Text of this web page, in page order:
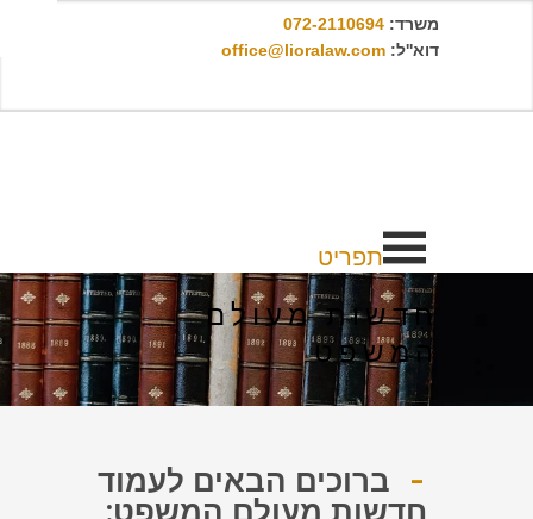
משרד: 072-2110694
דוא''ל: office@lioralaw.com
תפריט
חדשות מעולם
המשפט
ברוכים הבאים לעמוד
חדשות מעולם המשפט: